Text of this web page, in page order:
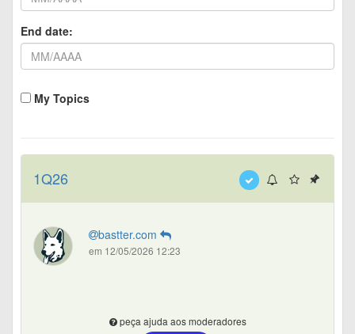
End date:
My Topics
1Q26
bastter.com
em 12/05/2026 12:23
peça ajuda aos moderadores